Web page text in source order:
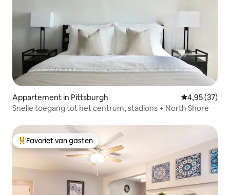
Appartement in Pittsburgh Gemiddelde
4,95 (37)
Snelle toegang tot het centrum, stadions + North Shore
Topfavoriet van gasten
Favoriet van gasten